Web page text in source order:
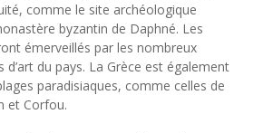
comme le site archéologique
byzantin de Daphné. Les
émerveillés par les nombreux
d’art du pays. La Grèce est également
paradisiaques, comme celles de
et Corfou.